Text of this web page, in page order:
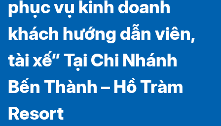
phục vụ kinh doanh
khách hướng dẫn viên,
tài xế” Tại Chi Nhánh
Bến Thành – Hồ Tràm
Resort